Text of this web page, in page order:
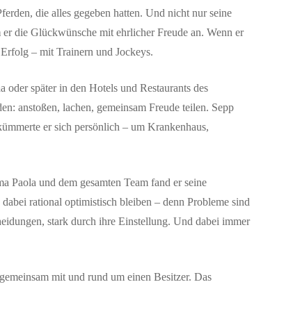
die alles gegeben hatten. Und nicht nur seine
die Glückwünsche mit ehrlicher Freude an. Wenn er
– mit Trainern und Jockeys.
später in den Hotels und Restaurants des
anstoßen, lachen, gemeinsam Freude teilen. Sepp
er sich persönlich – um Krankenhaus,
Paola und dem gesamten Team fand er seine
rational optimistisch bleiben – denn Probleme sind
stark durch ihre Einstellung. Und dabei immer
mit und rund um einen Besitzer. Das